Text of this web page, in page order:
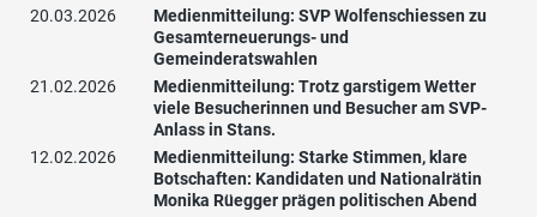
20.03.2026
Medienmitteilung: SVP Wolfenschiessen zu
Gesamterneuerungs- und
Gemeinderatswahlen
21.02.2026
Medienmitteilung: Trotz garstigem Wetter
viele Besucherinnen und Besucher am SVP-
Anlass in Stans.
12.02.2026
Medienmitteilung: Starke Stimmen, klare
Botschaften: Kandidaten und Nationalrätin
Monika Rüegger prägen politischen Abend